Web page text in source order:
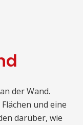
der Wand.
und eine
darüber, wie